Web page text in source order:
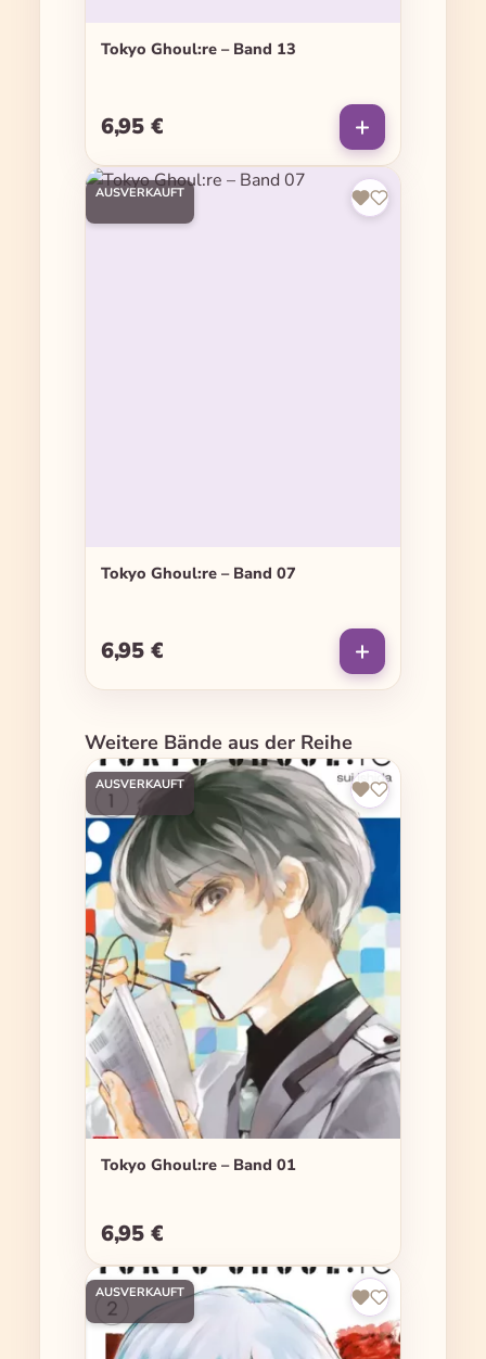
Tokyo Ghoul:re – Band 13
Regulärer Preis:
6,95 €
AUSVERKAUFT
Tokyo Ghoul:re – Band 07
Regulärer Preis:
6,95 €
Produktgalerie überspringen
Weitere Bände aus der Reihe
AUSVERKAUFT
Tokyo Ghoul:re – Band 01
Regulärer Preis:
6,95 €
AUSVERKAUFT